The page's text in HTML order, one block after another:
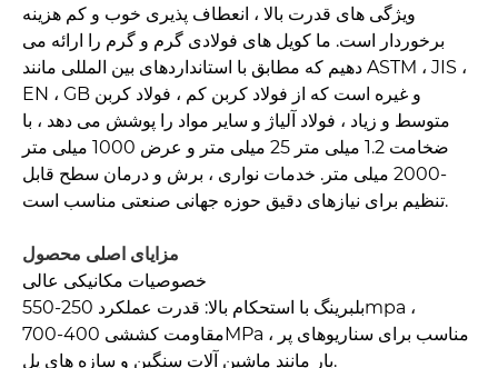
ویژگی های قدرت بالا ، انعطاف پذیری خوب و کم هزینه
برخوردار است. ما کویل های فولادی گرم و گرم را ارائه می
دهیم که مطابق با استانداردهای بین المللی مانند ASTM ، JIS ،
EN ، GB و غیره است که از فولاد کربن کم ، فولاد کربن
متوسط ​​و زیاد ، فولاد آلیاژ و سایر مواد را پوشش می دهد ، با
ضخامت 1.2 میلی متر 25 میلی متر و عرض 1000 میلی متر
-2000 میلی متر. خدمات نواری ، برش و درمان سطح قابل
تنظیم برای نیازهای دقیق حوزه جهانی صنعتی مناسب است.
مزایای اصلی محصول
خصوصیات مکانیکی عالی
بلبرینگ با استحکام بالا: قدرت عملکرد 250-550mpa ،
مقاومت کششی 400-700MPa ، مناسب برای سناریوهای پر
بار مانند ماشین آلات سنگین و سازه های پل.